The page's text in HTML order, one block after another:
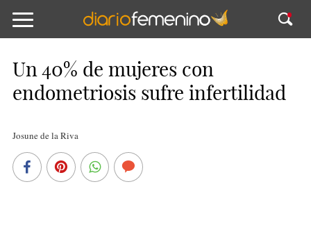
Un 40% de mujeres con
endometriosis sufre infertilidad
Josune de la Riva